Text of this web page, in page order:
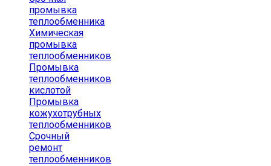
промывка
теплообменника
Химическая
промывка
теплообменников
Промывка
теплообменников
кислотой
Промывка
кожухотрубных
теплообменников
Срочный
ремонт
теплообменников